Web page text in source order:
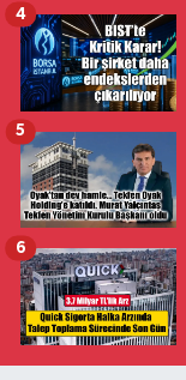
4
5
6